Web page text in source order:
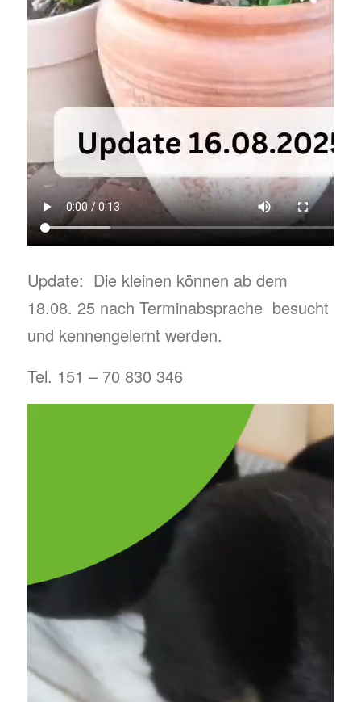
Update: Die kleinen können ab dem
18.08. 25 nach Terminabsprache besucht
und kennengelernt werden.
Tel. 151 – 70 830 346